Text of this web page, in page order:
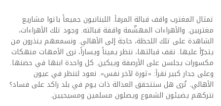
تمثال المغترب واقف قبالة المرفأ. اللبنانيون جميعاً باتوا مشاريع
مغتربين. والأهراءات المهشّمة واقفة قبالته. وجود تلك الأهراءات،
الشاهدة على تلك اللحظة، حاجة إلى الأهالي. ونسمعهم ينذرون من
يتجرّأ عليها. نقف قبالتها، ننظر يميناً ويساراً، نرى الأمهات منهكات
مكسورات يجلسن على الأرصفة ويبكين. كل واحدة ابنها في حضنها.
وعلى جدار كبير نقرأ: «ثورة لآخر نفس». نعود لننظر في عيون
الأهالي. تُرى هل ستتحقق العدالة ذات يوم في بلد راكد على فساد؟
نتركهم يضيئون الشموع ويصلون مسلمين ومسيحيين.